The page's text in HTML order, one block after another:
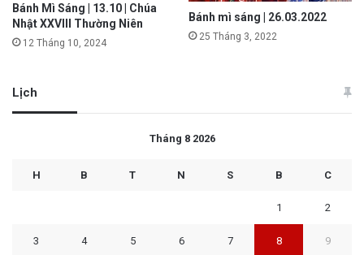
Bánh Mì Sáng | 13.10 | Chúa
Nhật XXVIII Thường Niên
12 Tháng 10, 2024
Bánh mì sáng | 26.03.2022
25 Tháng 3, 2022
Lịch
Tháng 8 2026
H B T N S B C
1 2
3 4 5 6 7 8 9